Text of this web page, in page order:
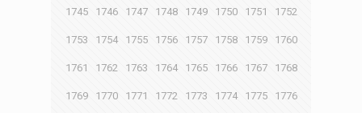
1745 1746 1747 1748 1749 1750 1751 1752
1753 1754 1755 1756 1757 1758 1759 1760
1761 1762 1763 1764 1765 1766 1767 1768
1769 1770 1771 1772 1773 1774 1775 1776